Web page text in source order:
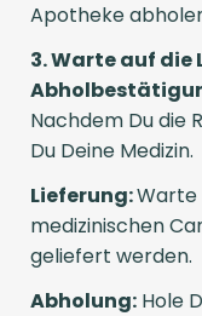
Apotheke
3. Warte auf die
Nachdem Du die
Du Deine Medizin.
Lieferung:Warte
medizinischen
geliefert werden.
Abholung: Hole